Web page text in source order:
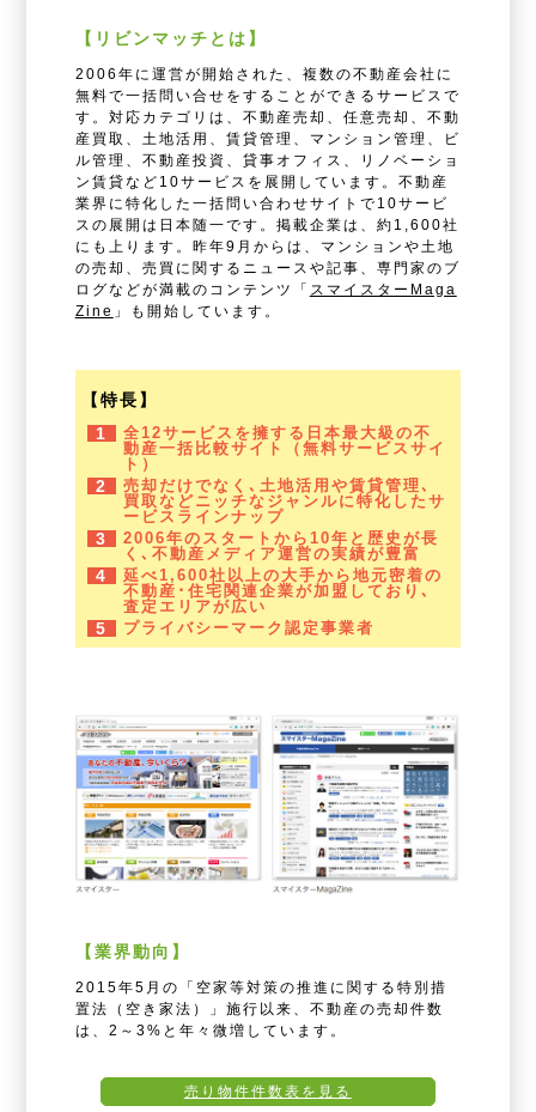
【リビンマッチとは】
2006年に運営が開始された、複数の不動産会社に
無料で一括問い合せをすることができるサービスで
す。対応カテゴリは、不動産売却、任意売却、不動
産買取、土地活用、賃貸管理、マンション管理、ビ
ル管理、不動産投資、貸事オフィス、リノベーショ
ン賃貸など10サービスを展開しています。不動産
業界に特化した一括問い合わせサイトで10サービ
スの展開は日本随一です。掲載企業は、約1,600社
にも上ります。昨年9月からは、マンションや土地
の売却、売買に関するニュースや記事、専門家のブ
ログなどが満載のコンテンツ「 スマイスターMaga
Zine 」も開始しています。
【特長】
1
全12サービスを擁する日本最大級の不
動産一括比較サイト（無料サービスサイ
ト）
2
売却だけでなく､土地活用や賃貸管理､
買取などニッチなジャンルに特化したサ
ービスラインナップ
3
2006年のスタートから10年と歴史が長
く､不動産メディア運営の実績が豊富
4
延べ1,600社以上の大手から地元密着の
不動産･住宅関連企業が加盟しており､
査定エリアが広い
5 プライバシーマーク認定事業者
【業界動向】
2015年5月の「空家等対策の推進に関する特別措
置法（空き家法）」施行以来、不動産の売却件数
は、2～3%と年々微増しています。
売り物件件数表を見る